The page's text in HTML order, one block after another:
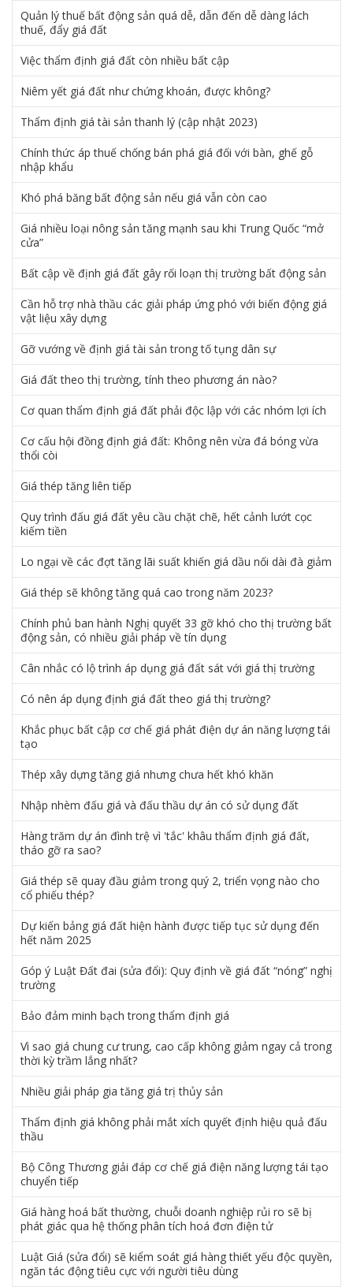
Quản lý thuế bất động sản quá dễ, dẫn đến dễ dàng lách
thuế, đẩy giá đất
Việc thẩm định giá đất còn nhiều bất cập
Niêm yết giá đất như chứng khoán, được không?
Thẩm định giá tài sản thanh lý (cập nhật 2023)
Chính thức áp thuế chống bán phá giá đối với bàn, ghế gỗ
nhập khẩu
Khó phá băng bất động sản nếu giá vẫn còn cao
Giá nhiều loại nông sản tăng mạnh sau khi Trung Quốc “mở
cửa”
Bất cập về định giá đất gây rối loạn thị trường bất động sản
Cần hỗ trợ nhà thầu các giải pháp ứng phó với biến động giá
vật liệu xây dựng
Gỡ vướng về định giá tài sản trong tố tụng dân sự
Giá đất theo thị trường, tính theo phương án nào?
Cơ quan thẩm định giá đất phải độc lập với các nhóm lợi ích
Cơ cấu hội đồng định giá đất: Không nên vừa đá bóng vừa
thổi còi
Giá thép tăng liên tiếp
Quy trình đấu giá đất yêu cầu chặt chẽ, hết cảnh lướt cọc
kiếm tiền
Lo ngại về các đợt tăng lãi suất khiến giá dầu nối dài đà giảm
Giá thép sẽ không tăng quá cao trong năm 2023?
Chính phủ ban hành Nghị quyết 33 gỡ khó cho thị trường bất
động sản, có nhiều giải pháp về tín dụng
Cân nhắc có lộ trình áp dụng giá đất sát với giá thị trường
Có nên áp dụng định giá đất theo giá thị trường?
Khắc phục bất cập cơ chế giá phát điện dự án năng lượng tái
tạo
Thép xây dựng tăng giá nhưng chưa hết khó khăn
Nhập nhèm đấu giá và đấu thầu dự án có sử dụng đất
Hàng trăm dự án đình trệ vì 'tắc' khâu thẩm định giá đất,
tháo gỡ ra sao?
Giá thép sẽ quay đầu giảm trong quý 2, triển vọng nào cho
cổ phiếu thép?
Dự kiến bảng giá đất hiện hành được tiếp tục sử dụng đến
hết năm 2025
Góp ý Luật Đất đai (sửa đổi): Quy định về giá đất “nóng” nghị
trường
Bảo đảm minh bạch trong thẩm định giá
Vì sao giá chung cư trung, cao cấp không giảm ngay cả trong
thời kỳ trầm lắng nhất?
Nhiều giải pháp gia tăng giá trị thủy sản
Thẩm định giá không phải mắt xích quyết định hiệu quả đấu
thầu
Bộ Công Thương giải đáp cơ chế giá điện năng lượng tái tạo
chuyển tiếp
Giá hàng hoá bất thường, chuỗi doanh nghiệp rủi ro sẽ bị
phát giác qua hệ thống phân tích hoá đơn điện tử
Luật Giá (sửa đổi) sẽ kiểm soát giá hàng thiết yếu độc quyền,
ngăn tác động tiêu cực với người tiêu dùng